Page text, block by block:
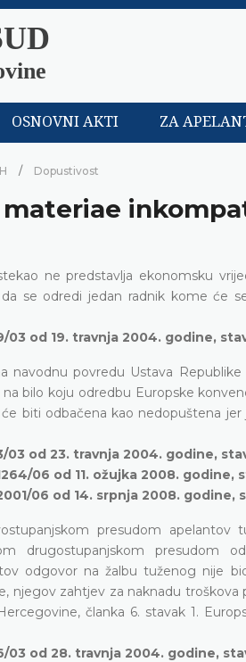
OSNOVNI AKTI ZA
Dopustivost
ne predstavlja ekonomsku
se odredi jedan radnik kome će
od 19. travnja 2004. godine,
navodnu povredu Ustava
bilo koju odredbu Europske
biti odbačena kao nedopuštena jer
od 23. travnja 2004. godine,
06 od 11. ožujka 2008. godine,
06 od 14. srpnja 2008. godine,
presudom
drugostupanjskom presudom
odgovor na žalbu tuženog nije
njegov zahtjev za naknadu troškova
članka 6. stavak 1.
03 od 28. travnja 2004. godine,